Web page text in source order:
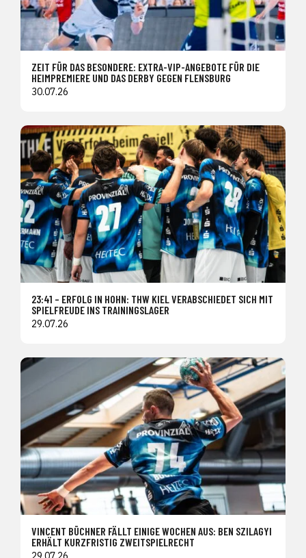
ZEIT FÜR DAS BESONDERE: EXTRA-VIP-ANGEBOTE FÜR DIE
HEIMPREMIERE UND DAS DERBY GEGEN FLENSBURG
30.07.26
23:41 – ERFOLG IN HOHN: THW KIEL VERABSCHIEDET SICH MIT
SPIELFREUDE INS TRAININGSLAGER
29.07.26
VINCENT BÜCHNER FÄLLT EINIGE WOCHEN AUS: BEN SZILAGYI
ERHÄLT KURZFRISTIG ZWEITSPIELRECHT